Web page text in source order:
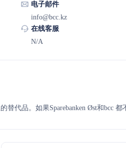
电子邮件
info@bcc.kz
在线客服
N/A
替代品。如果Sparebanken Øst和bcc